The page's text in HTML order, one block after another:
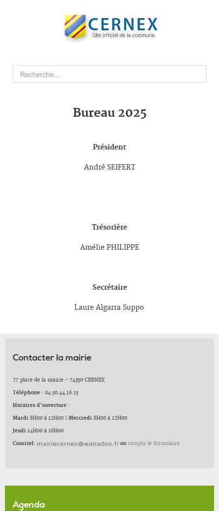
Bureau 2025
Président
André SEIFERT
Trésorière
Amélie PHILIPPE
Secrétaire
Laure Algarra Suppo
Contacter la mairie
77 place de la mairie - 74350 CERNEX
Téléphone : 04.50.44.16.15
Horaires d'ouverture :
Mardi 8H00 à 12H00 Mercredi 8H00 à 12H00
Jeudi 14H00 à 18H00
Courriel: ou remplir le formulaire
Agenda